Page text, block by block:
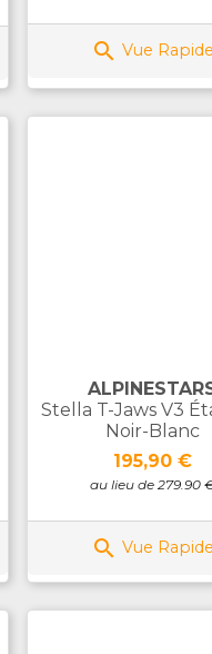
 Vue Rapide
Stella T-Jaws V3
Noir-Blanc
Prix
195,90 €
au lieu de 279.90
 Vue Rapide